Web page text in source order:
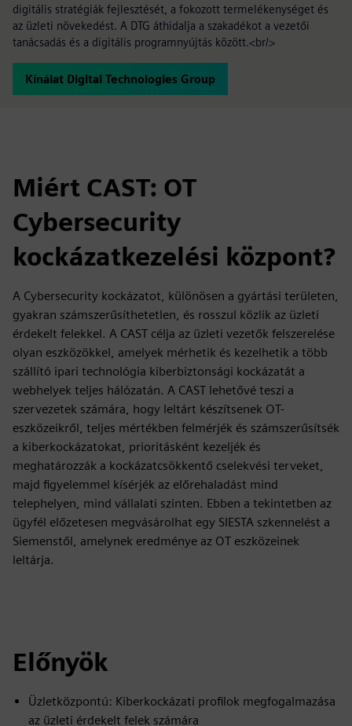
digitális stratégiák fejlesztését, a fokozott termelékenységet és
az üzleti növekedést. A DTG áthidalja a szakadékot a vezetői
tanácsadás és a digitális programnyújtás között.<br/>
Kínálat Digital Technologies Group
Miért CAST: OT
Cybersecurity
kockázatkezelési központ?
A Cybersecurity kockázatot, különösen a gyártási területen,
gyakran számszerűsíthetetlen, és rosszul közlik az üzleti
érdekelt felekkel. A CAST célja az üzleti vezetők felszerelése
olyan eszközökkel, amelyek mérhetik és kezelhetik a több
szállító ipari technológia kiberbiztonsági kockázatát a
webhelyek teljes hálózatán. A CAST lehetővé teszi a
szervezetek számára, hogy leltárt készítsenek OT-
eszközeikről, teljes mértékben felmérjék és számszerűsítsék
a kiberkockázatokat, prioritásként kezeljék és
meghatározzák a kockázatcsökkentő cselekvési terveket,
majd figyelemmel kísérjék az előrehaladást mind
telephelyen, mind vállalati szinten. Ebben a tekintetben az
ügyfél előzetesen megvásárolhat egy SIESTA szkennelést a
Siemenstől, amelynek eredménye az OT eszközeinek
leltárja.
Előnyök
Üzletközpontú: Kiberkockázati profilok megfogalmazása
az üzleti érdekelt felek számára